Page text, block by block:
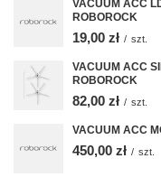
VACUUM ACC
ROBOROCK
19,00 zł / szt.
VACUUM ACC
ROBOROCK
82,00 zł / szt.
VACUUM ACC
450,00 zł / szt.